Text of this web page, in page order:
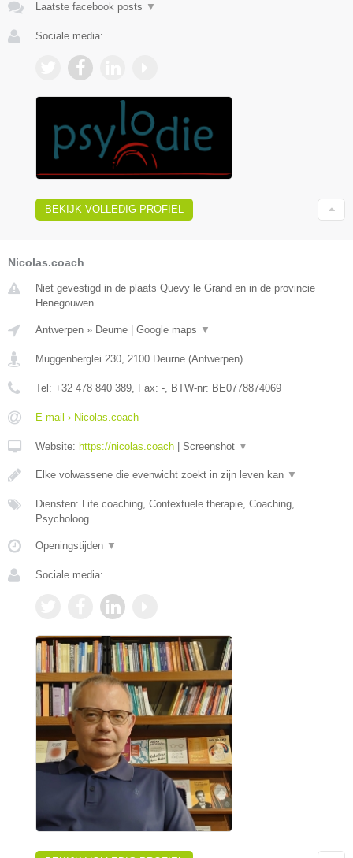
Laatste facebook posts ▼
Sociale media:
BEKIJK VOLLEDIG PROFIEL
Nicolas.coach
Niet gevestigd in de plaats Quevy le Grand en in de provincie
Henegouwen.
Antwerpen » Deurne Google maps ▼
Muggenberglei 230, 2100 Deurne (Antwerpen)
Tel: +32 478 840 389, Fax: -, BTW-nr: BE0778874069
E-mail › Nicolas.coach
Website: https://nicolas.coach Screenshot ▼
Elke volwassene die evenwicht zoekt in zijn leven kan ▼
Diensten: Life coaching, Contextuele therapie, Coaching,
Psycholoog
Openingstijden ▼
Sociale media: